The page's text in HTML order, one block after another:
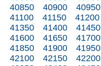
40850
40900 40950
41100
41150 41200
41350
41400 41450
41600
41650 41700
41850
41900 41950
42100
42150 42200